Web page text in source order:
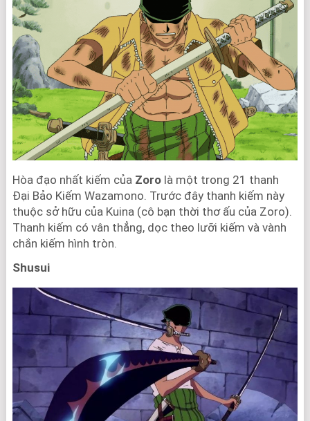
Hòa đạo nhất kiếm của Zorolà một trong 21 thanh
Đại Bảo Kiếm Wazamono. Trước đây thanh kiếm này
thuộc sở hữu của Kuina (cô bạn thời thơ ấu của Zoro).
Thanh kiếm có vân thẳng, dọc theo lưỡi kiếm và vành
chắn kiếm hình tròn.
Shusui